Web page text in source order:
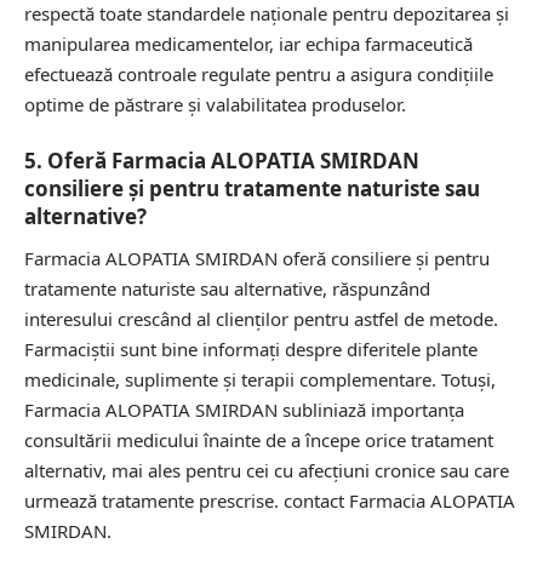
respectă toate standardele naționale pentru depozitarea și
manipularea medicamentelor, iar echipa farmaceutică
efectuează controale regulate pentru a asigura condițiile
optime de păstrare și valabilitatea produselor.
5. Oferă Farmacia ALOPATIA SMIRDAN
consiliere și pentru tratamente naturiste sau
alternative?
Farmacia ALOPATIA SMIRDAN oferă consiliere și pentru
tratamente naturiste sau alternative, răspunzând
interesului crescând al clienților pentru astfel de metode.
Farmaciștii sunt bine informați despre diferitele plante
medicinale, suplimente și terapii complementare. Totuși,
Farmacia ALOPATIA SMIRDAN subliniază importanța
consultării medicului înainte de a începe orice tratament
alternativ, mai ales pentru cei cu afecțiuni cronice sau care
urmează tratamente prescrise. contact Farmacia ALOPATIA
SMIRDAN.